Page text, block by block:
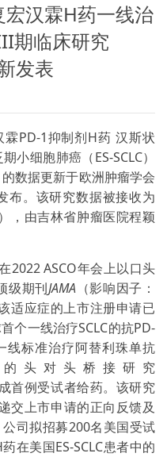
汉霖H药一线治
期临床研究
发表
1抑制剂H药 汉斯状
小细胞肺癌（ES-SCLC）
数据更新于欧洲肿瘤学会
布。该研究数据被接收为
，由吉林省肿瘤医院程颖
2022 ASCO年会上以口头
级期刊JAMA （影响因子：
适应症的上市注册申请已
个一线治疗SCLC的抗PD-
线标准治疗阿替利珠单抗
的头对头桥接研究
首例受试者给药。该研究
交上市申请的正向反馈及
司拟招募200名美国受试
在美国ES-SCLC患者中的